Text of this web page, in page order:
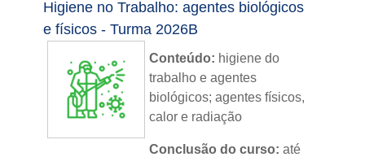
Idioma:português
Higiene no Trabalho: agentes biológicos
e físicos - Turma 2026B
Conteúdo: higiene do
trabalho e agentes
biológicos; agentes físicos,
calor e radiação
Conclusão do curso: até